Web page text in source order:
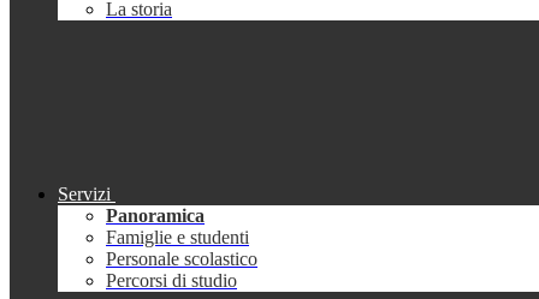
La storia
Servizi
Panoramica
Famiglie e studenti
Personale scolastico
Percorsi di studio